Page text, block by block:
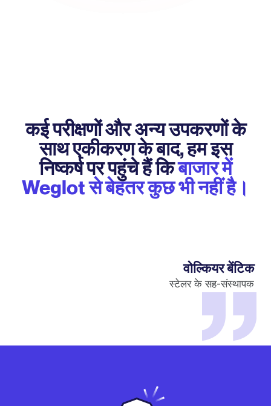
कई परीक्षणों और अन्य उपकरणों के
साथ एकीकरण के बाद, हम इस
निष्कर्ष पर पहुंचे हैं किबाजार में
Weglot से बेहतर कुछ भी नहीं है।
वोल्कियर बेंटिक
स्टेलर के सह-संस्थापक